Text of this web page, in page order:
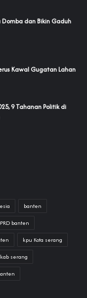
dan Bikin Gaduh
Kawal Gugatan Lahan
9 Tahanan Politik di
banten
banten
kpu Kota serang
serang